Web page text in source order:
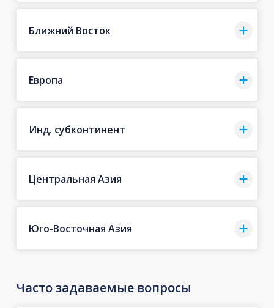
Ближний Восток
Европа
Инд. субконтинент
Центральная Азия
Юго-Восточная Азия
Часто задаваемые вопросы